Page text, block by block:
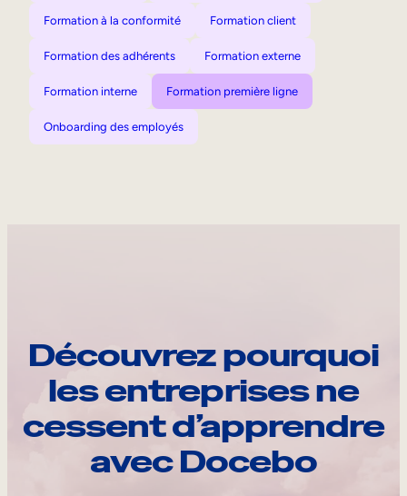
Formation à la conformité Formation client
Formation des adhérents Formation externe
Formation interne Formation première ligne
Onboarding des employés
Découvrez pourquoi
les entreprises ne
cessent d’apprendre
avec Docebo